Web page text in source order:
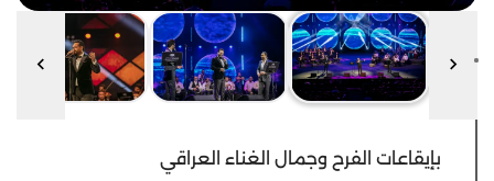
بإيقاعات الفرح وجمال الغناء العراقي